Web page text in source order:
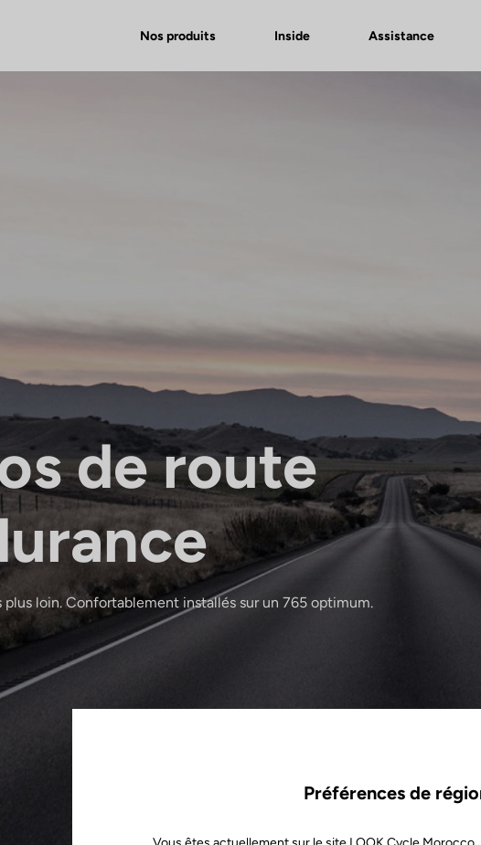
Nos produits Inside Assistance
de route
plus loin. Confortablement installés sur un 765 optimum.
Préférences de